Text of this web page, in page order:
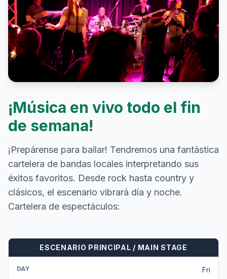
¡Música en vivo todo el fin
de semana!
¡Prepárense para bailar! Tendremos una fantástica
cartelera de bandas locales interpretando sus
éxitos favoritos. Desde rock hasta country y
clásicos, el escenario vibrará día y noche.
Cartelera de espectáculos:
ESCENARIO PRINCIPAL / MAIN STAGE
DAY Fri